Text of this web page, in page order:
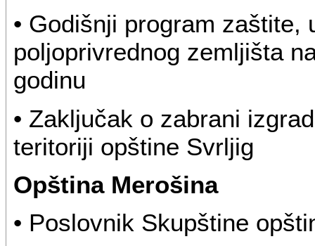
• Godišnji program zaštite,
poljoprivrednog zemljišta
godinu
• Zaključak o zabrani
teritoriji opštine Svrljig
Opština Merošina
• Poslovnik Skupštine